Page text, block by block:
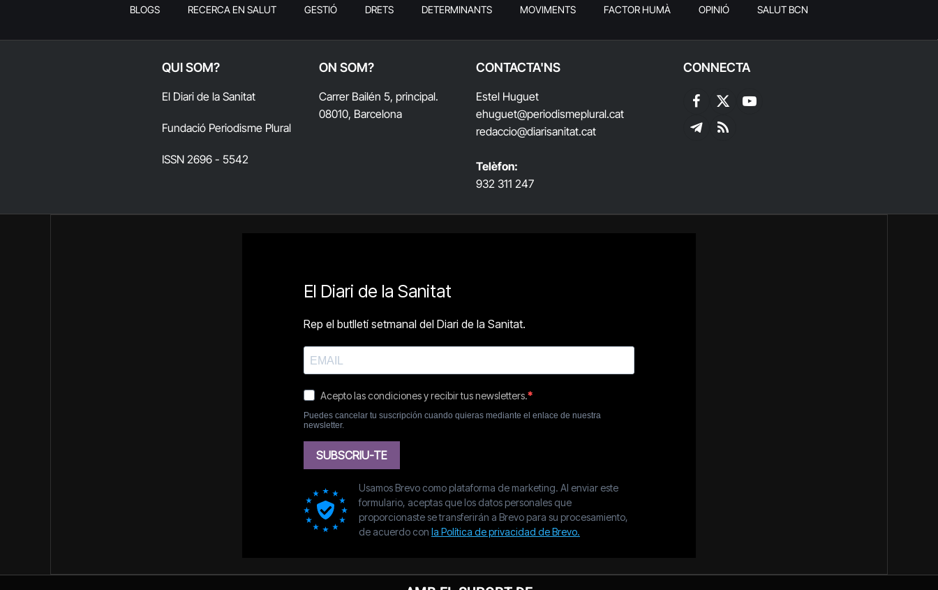
BLOGS RECERCA EN SALUT GESTIÓ DRETS DETERMINANTS MOVIMENTS FACTOR HUMÀ OPINIÓ SALUT BCN
QUI SOM?
El Diari de la Sanitat
Fundació Periodisme Plural
ISSN 2696 - 5542
ON SOM?
Carrer Bailén 5, principal.
08010, Barcelona
CONTACTA'NS
Estel Huguet
ehuguet@periodismeplural.cat
redaccio@diarisanitat.cat
Telèfon:
932 311 247
CONNECTA
Facebook
X
(Twitter)
YouTube
TelegramRSS